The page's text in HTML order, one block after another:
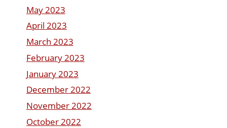
May 2023
April 2023
March 2023
February 2023
January 2023
December 2022
November 2022
October 2022